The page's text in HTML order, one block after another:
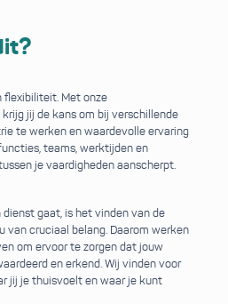
flexibiliteit. Met onze
jij de kans om bij verschillende
te werken en waardevolle ervaring
teams, werktijden en
je vaardigheden aanscherpt.
gaat, is het vinden van de
van cruciaal belang. Daarom werken
om ervoor te zorgen dat jouw
en erkend. Wij vinden voor
jij je thuisvoelt en waar je kunt